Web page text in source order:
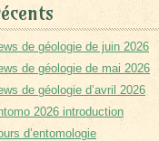
de géologie de juin 2026
de géologie de mai 2026
de géologie d’avril 2026
2026 introduction
d’entomologie